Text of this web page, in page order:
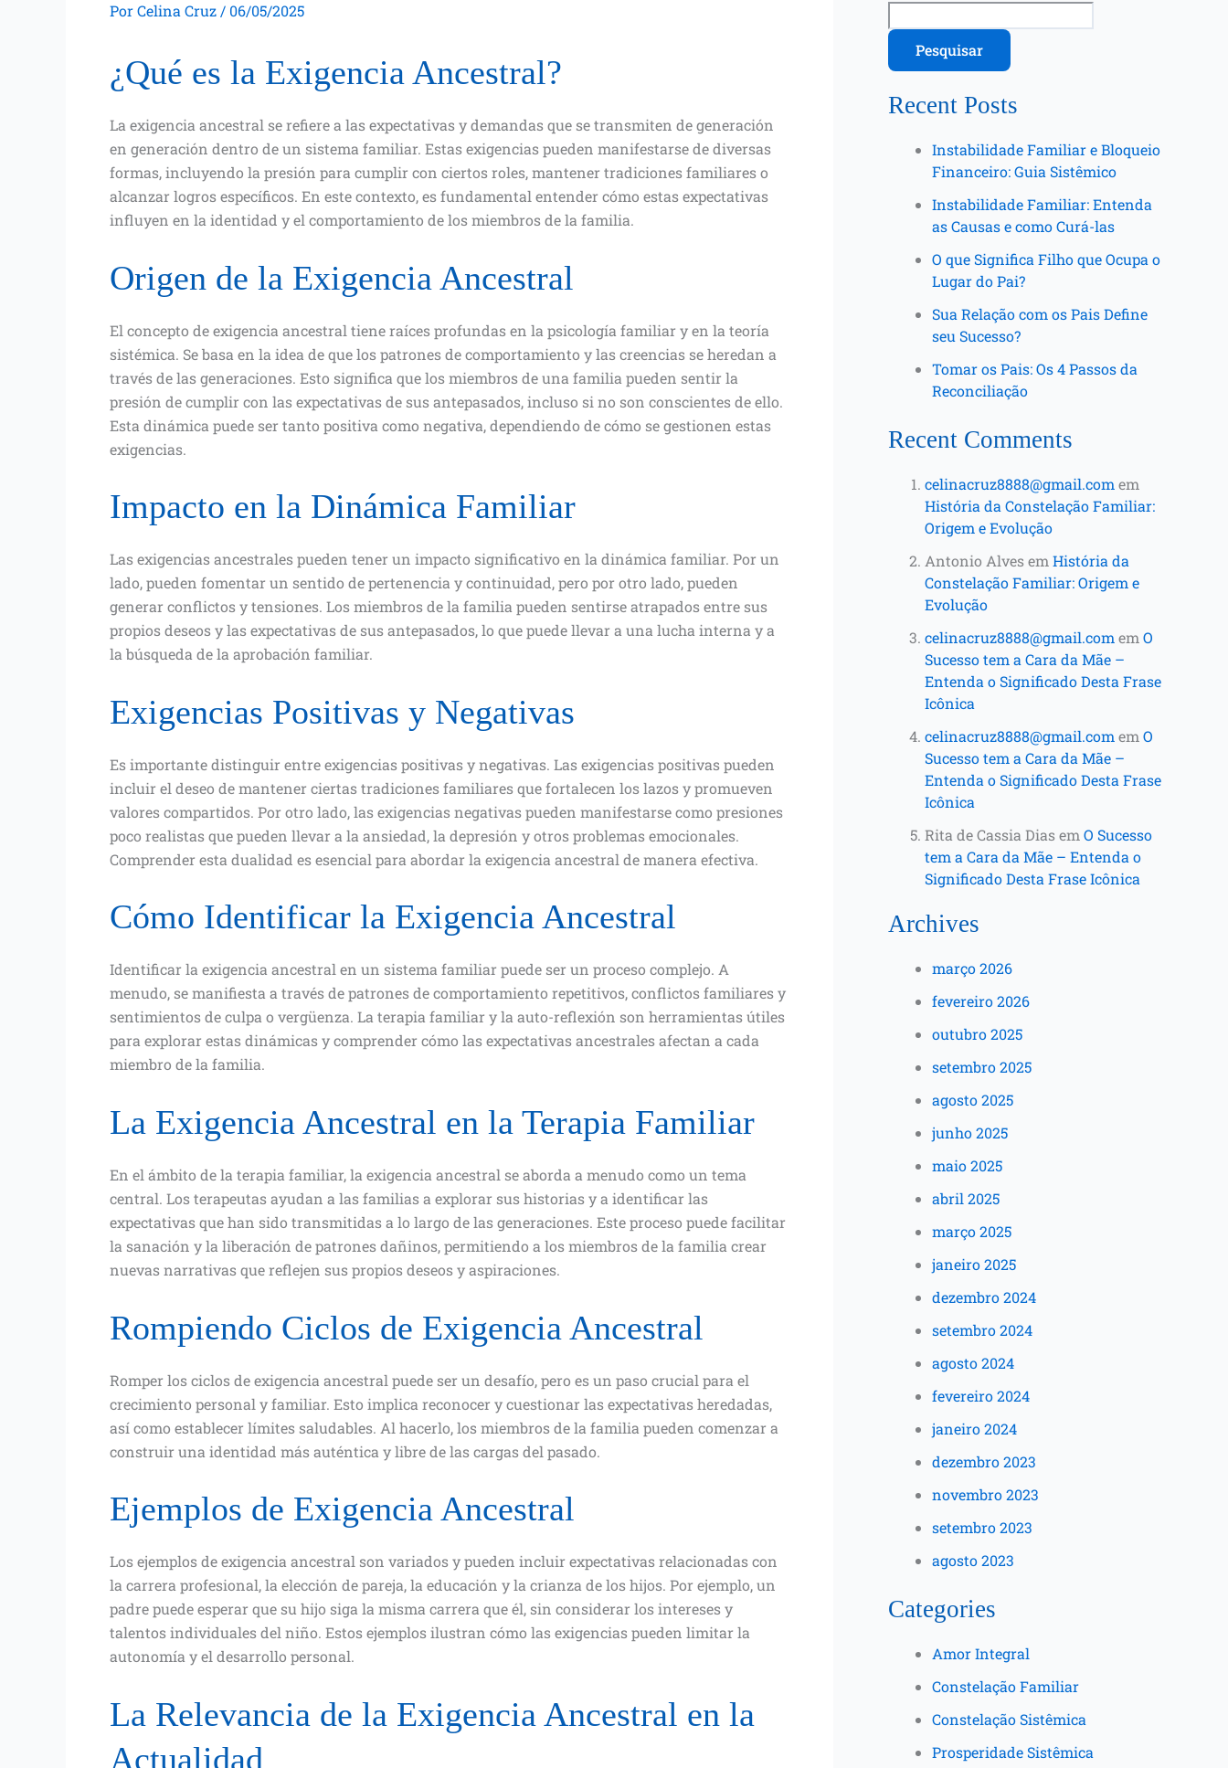
PorCelina Cruz / 06/05/2025
¿Qué es la Exigencia Ancestral?
La exigencia ancestral se refiere a las expectativas y demandas que se transmiten de generación
en generación dentro de un sistema familiar. Estas exigencias pueden manifestarse de diversas
formas, incluyendo la presión para cumplir con ciertos roles, mantener tradiciones familiares o
alcanzar logros específicos. En este contexto, es fundamental entender cómo estas expectativas
influyen en la identidad y el comportamiento de los miembros de la familia.
Origen de la Exigencia Ancestral
El concepto de exigencia ancestral tiene raíces profundas en la psicología familiar y en la teoría
sistémica. Se basa en la idea de que los patrones de comportamiento y las creencias se heredan a
través de las generaciones. Esto significa que los miembros de una familia pueden sentir la
presión de cumplir con las expectativas de sus antepasados, incluso si no son conscientes de ello.
Esta dinámica puede ser tanto positiva como negativa, dependiendo de cómo se gestionen estas
exigencias.
Impacto en la Dinámica Familiar
Las exigencias ancestrales pueden tener un impacto significativo en la dinámica familiar. Por un
lado, pueden fomentar un sentido de pertenencia y continuidad, pero por otro lado, pueden
generar conflictos y tensiones. Los miembros de la familia pueden sentirse atrapados entre sus
propios deseos y las expectativas de sus antepasados, lo que puede llevar a una lucha interna y a
la búsqueda de la aprobación familiar.
Exigencias Positivas y Negativas
Es importante distinguir entre exigencias positivas y negativas. Las exigencias positivas pueden
incluir el deseo de mantener ciertas tradiciones familiares que fortalecen los lazos y promueven
valores compartidos. Por otro lado, las exigencias negativas pueden manifestarse como presiones
poco realistas que pueden llevar a la ansiedad, la depresión y otros problemas emocionales.
Comprender esta dualidad es esencial para abordar la exigencia ancestral de manera efectiva.
Cómo Identificar la Exigencia Ancestral
Identificar la exigencia ancestral en un sistema familiar puede ser un proceso complejo. A
menudo, se manifiesta a través de patrones de comportamiento repetitivos, conflictos familiares y
sentimientos de culpa o vergüenza. La terapia familiar y la auto-reflexión son herramientas útiles
para explorar estas dinámicas y comprender cómo las expectativas ancestrales afectan a cada
miembro de la familia.
La Exigencia Ancestral en la Terapia Familiar
En el ámbito de la terapia familiar, la exigencia ancestral se aborda a menudo como un tema
central. Los terapeutas ayudan a las familias a explorar sus historias y a identificar las
expectativas que han sido transmitidas a lo largo de las generaciones. Este proceso puede facilitar
la sanación y la liberación de patrones dañinos, permitiendo a los miembros de la familia crear
nuevas narrativas que reflejen sus propios deseos y aspiraciones.
Rompiendo Ciclos de Exigencia Ancestral
Romper los ciclos de exigencia ancestral puede ser un desafío, pero es un paso crucial para el
crecimiento personal y familiar. Esto implica reconocer y cuestionar las expectativas heredadas,
así como establecer límites saludables. Al hacerlo, los miembros de la familia pueden comenzar a
construir una identidad más auténtica y libre de las cargas del pasado.
Ejemplos de Exigencia Ancestral
Los ejemplos de exigencia ancestral son variados y pueden incluir expectativas relacionadas con
la carrera profesional, la elección de pareja, la educación y la crianza de los hijos. Por ejemplo, un
padre puede esperar que su hijo siga la misma carrera que él, sin considerar los intereses y
talentos individuales del niño. Estos ejemplos ilustran cómo las exigencias pueden limitar la
autonomía y el desarrollo personal.
La Relevancia de la Exigencia Ancestral en la
Actualidad
Pesquisar
Recent Posts
Instabilidade Familiar e Bloqueio
Financeiro: Guia Sistêmico
Instabilidade Familiar: Entenda
as Causas e como Curá-las
O que Significa Filho que Ocupa o
Lugar do Pai?
Sua Relação com os Pais Define
seu Sucesso?
Tomar os Pais: Os 4 Passos da
Reconciliação
Recent Comments
celinacruz8888@gmail.com em
História da Constelação Familiar:
Origem e Evolução
Antonio Alvesem História da
Constelação Familiar: Origem e
Evolução
celinacruz8888@gmail.com em O
Sucesso tem a Cara da Mãe –
Entenda o Significado Desta Frase
Icônica
celinacruz8888@gmail.com em O
Sucesso tem a Cara da Mãe –
Entenda o Significado Desta Frase
Icônica
Rita de Cassia Diasem O Sucesso
tem a Cara da Mãe – Entenda o
Significado Desta Frase Icônica
Archives
março 2026
fevereiro 2026
outubro 2025
setembro 2025
agosto 2025
junho 2025
maio 2025
abril 2025
março 2025
janeiro 2025
dezembro 2024
setembro 2024
agosto 2024
fevereiro 2024
janeiro 2024
dezembro 2023
novembro 2023
setembro 2023
agosto 2023
Categories
Amor Integral
Constelação Familiar
Constelação Sistêmica
Prosperidade Sistêmica